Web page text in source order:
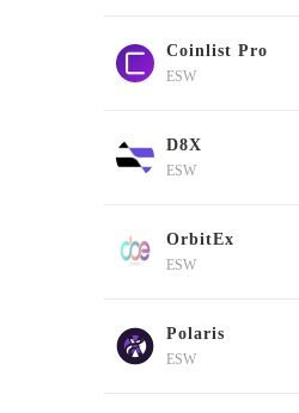
Coinlist Pro
ESW
D8X
ESW
OrbitEx
ESW
Polaris
ESW